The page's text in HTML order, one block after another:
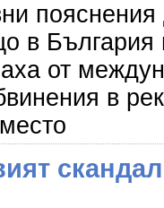
пояснения
в
от
в